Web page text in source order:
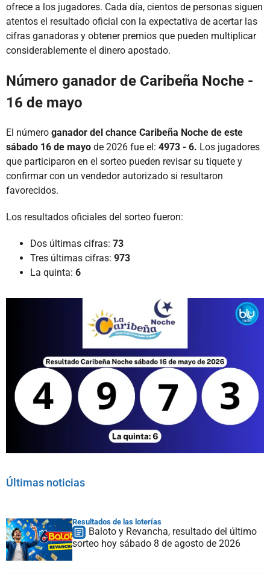
ofrece a los jugadores. Cada día, cientos de personas siguen
atentos el resultado oficial con la expectativa de acertar las
cifras ganadoras y obtener premios que pueden multiplicar
considerablemente el dinero apostado.
Número ganador de Caribeña Noche -
16 de mayo
El número ganador del chance Caribeña Noche de este
sábado 16 de mayo de 2026 fue el: 4973 - 6. Los jugadores
que participaron en el sorteo pueden revisar su tiquete y
confirmar con un vendedor autorizado si resultaron
favorecidos.
Los resultados oficiales del sorteo fueron:
Dos últimas cifras: 73
Tres últimas cifras: 973
La quinta: 6
Últimas noticias
Resultados de las loterías
Baloto y Revancha, resultado del último
sorteo hoy sábado 8 de agosto de 2026